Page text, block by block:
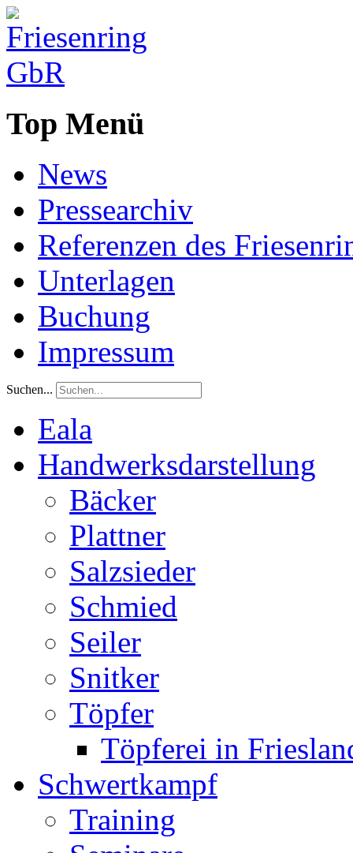
Top Menü
News
Pressearchiv
Referenzen des
Unterlagen
Buchung
Impressum
Suchen...
Eala
Handwerksdarstellung
Bäcker
Plattner
Salzsieder
Schmied
Seiler
Snitker
Töpfer
Töpferei in
Schwertkampf
Training